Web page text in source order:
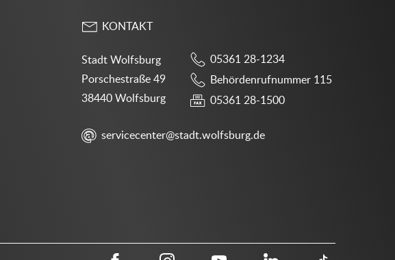
KONTAKT
Stadt Wolfsburg
Porschestraße 49
38440 Wolfsburg
05361 28-1234
Behördenrufnummer 115
05361 28-1500
servicecenter@stadt.wolfsburg.de